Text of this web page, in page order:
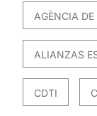
AGÈNCIA
ALIANZAS
CDTI